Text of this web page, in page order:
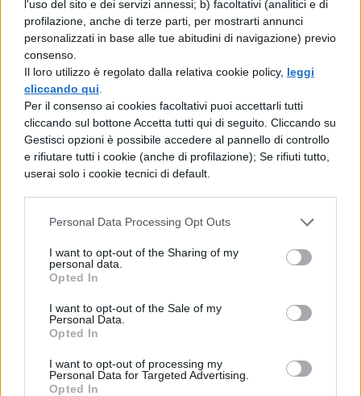
l'uso del sito e dei servizi annessi; b) facoltativi (analitici e di
profilazione, anche di terze parti, per mostrarti annunci
personalizzati in base alle tue abitudini di navigazione) previo
consenso.
Il loro utilizzo è regolato dalla relativa cookie policy, leggi
cliccando qui
Per il consenso ai cookies facoltativi puoi accettarli tutti
cliccando sul bottone Accetta tutti qui di seguito. Cliccando su
Gestisci opzioni è possibile accedere al pannello di controllo
e rifiutare tutti i cookie (anche di profilazione); Se rifiuti tutto,
userai solo i cookie tecnici di default.
Personal Data Processing Opt Outs
I want to opt-out of the Sharing of my
personal data.
Opted In
I want to opt-out of the Sale of my
Personal Data.
Opted In
I want to opt-out of processing my
Personal Data for Targeted Advertising.
Opted In
dèi coloro che erano usciti di questa vita. Si
è stabilito di riunire queste ferie in quei
giorni in cui non ne cadano altre, né dello
stessa famiglia né pubbliche; e tutta intera
la costituzione di questo diritto pontificale
rivela una scrupolosa osservanza della
religione e del culto. E non è necessario che
del lutto di famiglia, che genere di sacrificio
si debba fare ai Lari con dei montoni, come
si debba ricoprire di terra l'osso reciso, quali
siano le norme stabilite per il sacrificio della
scrofa, in quale momento il sepolcro
incominci ad essere tale e ad essere
oggetto di venerazione religiosa.